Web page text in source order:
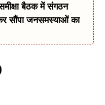
बैठक में संगठन
सौंपा जनसमस्याओं का